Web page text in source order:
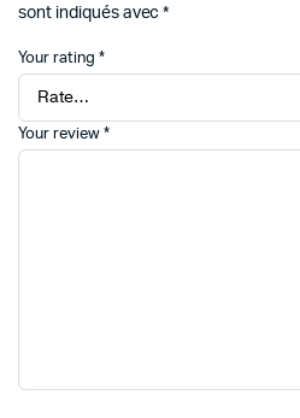
sont indiqués avec*
Your rating *
Your review *